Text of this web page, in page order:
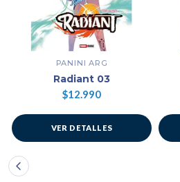
PANINI ARG
Radiant 03
$12.990
VER DETALLES